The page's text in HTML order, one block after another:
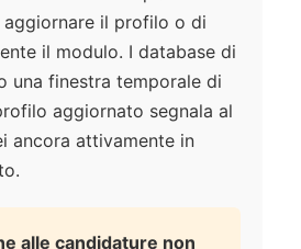
aggiornare il profilo o di
il modulo. I database di
una finestra temporale di
aggiornato segnala al
ancora attivamente in
alle candidature non